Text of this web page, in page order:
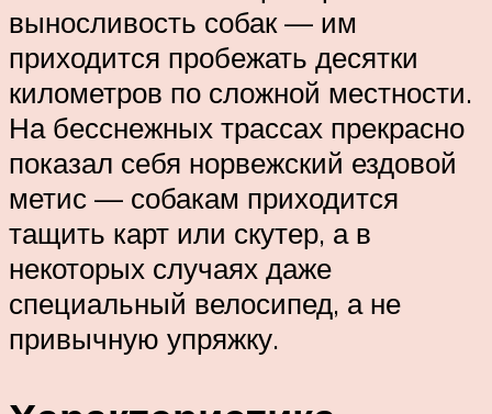
выносливость собак — им
приходится пробежать десятки
километров по сложной местности.
На бесснежных трассах прекрасно
показал себя норвежский ездовой
метис — собакам приходится
тащить карт или скутер, а в
некоторых случаях даже
специальный велосипед, а не
привычную упряжку.